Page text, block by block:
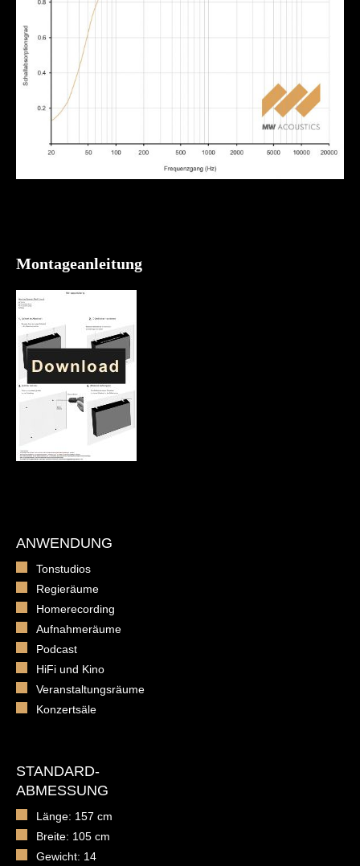
Montageanleitung
ANWENDUNG
Tonstudios
Regieräume
Homerecording
Aufnahmeräume
Podcast
HiFi und Kino
Veranstaltungsräume
Konzertsäle
STANDARD-
ABMESSUNG
Länge: 157 cm
Breite: 105 cm
Gewicht: 14